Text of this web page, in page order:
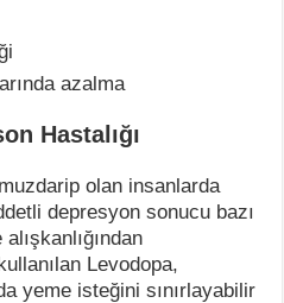
azalma
Hastalığı
olan insanlarda
depresyon sonucu bazı
Levodopa,
yeme isteğini sınırlayabilir